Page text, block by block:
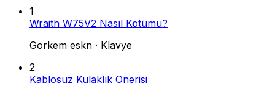
1
Wraith W75V2 Nasıl Kötümü?
Gorkem eskn · Klavye
2
Kablosuz Kulaklık Önerisi